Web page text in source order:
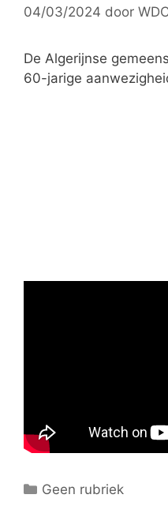
i
ë
n
04/03/2024 door
De Algerijnse
60-jarige
C
Geen rubriek